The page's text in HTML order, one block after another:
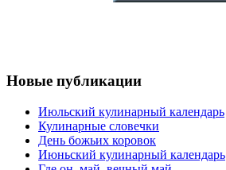
Новые публикации
Июльский кулинарный календарь
Кулинарные словечки
День божьих коровок
Июньский кулинарный календарь